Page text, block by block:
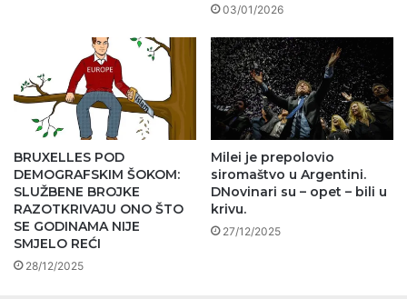
03/01/2026
BRUXELLES POD
DEMOGRAFSKIM ŠOKOM:
SLUŽBENE BROJKE
RAZOTKRIVAJU ONO ŠTO
SE GODINAMA NIJE
SMJELO REĆI
28/12/2025
Milei je prepolovio
siromaštvo u Argentini.
DNovinari su – opet – bili u
krivu.
27/12/2025